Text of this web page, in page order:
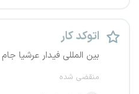
اتوکد کار
بین المللی فیدار عرشیا جام
منقضی شده